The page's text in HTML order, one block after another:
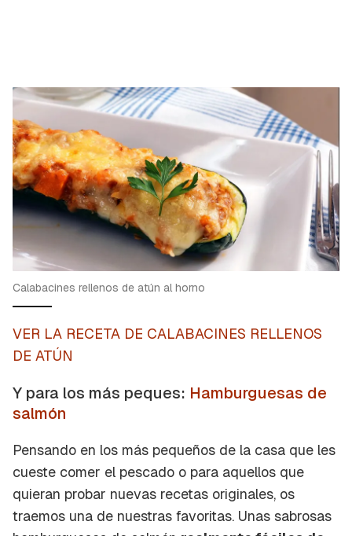
Calabacines rellenos de atún al horno
VER LA RECETA DE CALABACINES RELLENOS
DE ATÚN
Y para los más peques: Hamburguesas de
salmón
Pensando en los más pequeños de la casa que les
cueste comer el pescado o para aquellos que
quieran probar nuevas recetas originales, os
traemos una de nuestras favoritas. Unas sabrosas